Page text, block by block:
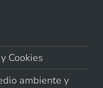
Cookies
ambiente y